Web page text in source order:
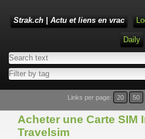
Strak.ch | Actu et liens en vrac
Daily
Links per page: 20 50
Acheter une Carte SIM
Travelsim